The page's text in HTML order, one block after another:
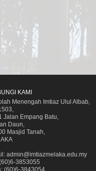
KAMI
Menengah Imtiaz Ulul Albab,
Jalan Empang Batu,
Daun,
Masjid Tanah,
admin@imtiazmelaka.edu.my
3853055
(60)6-3843054